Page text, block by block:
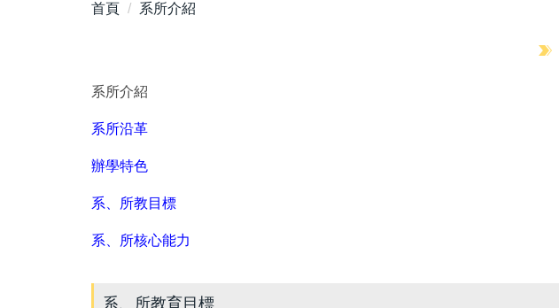
首頁 系所介紹
系所介紹
系所沿革
辦學特色
系、所教目標
系、所核心能力
系、所教育目標